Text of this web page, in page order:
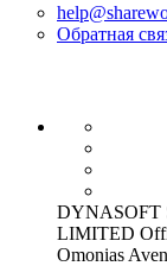
Обратная
DYNASOFT
LIMITED
Omonias